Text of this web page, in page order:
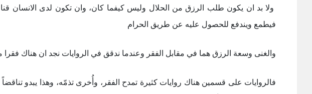
ولا بد ان يكون طلب الرزق من الحلال وليس كيفما كان، وان تكون لدى الانسان
فيطمع ويندفع للحصول عليه عن طريق الحرام
والغنى وسعة الرزق هما في مقابل الفقر وعندما ندقق في الروايات نجد ان هناك فقرا
فالروايات على قسمين هناك روايات كثيرة تمدح الفقر، وأُخری تذمّه، وهذا يبدو تناقضاً